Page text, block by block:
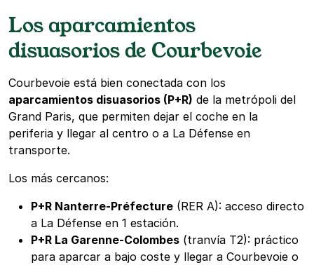
Los aparcamientos
disuasorios de Courbevoie
Courbevoie está bien conectada con los
aparcamientos disuasorios (P+R) de la metrópoli del
Grand Paris, que permiten dejar el coche en la
periferia y llegar al centro o a La Défense en
transporte.
Los más cercanos:
P+R Nanterre-Préfecture (RER A): acceso directo
a La Défense en 1 estación.
P+R La Garenne-Colombes (tranvía T2): práctico
para aparcar a bajo coste y llegar a Courbevoie o